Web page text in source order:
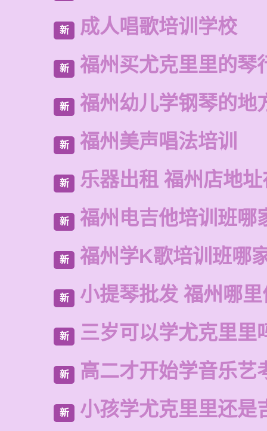
新 成人唱歌培训学校
新 福州买尤克里里的琴
新 福州幼儿学钢琴的地
新 福州美声唱法培训
新 乐器出租 福州店地
新 福州电吉他培训班哪
新 福州学K歌培训班哪
新 小提琴批发 福州哪
新 三岁可以学尤克里里
新 高二才开始学音乐艺
新 小孩学尤克里里还是